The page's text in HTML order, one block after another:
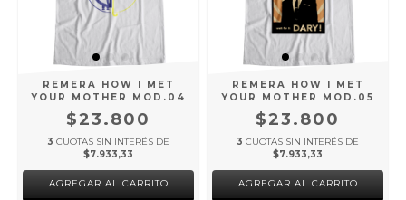
REMERA HOW I MET
YOUR MOTHER MOD.04
$23.800
3 CUOTAS SIN INTERÉS DE
$7.933,33
AGREGAR AL CARRITO
REMERA HOW I MET
YOUR MOTHER MOD.05
$23.800
3 CUOTAS SIN INTERÉS DE
$7.933,33
AGREGAR AL CARRITO